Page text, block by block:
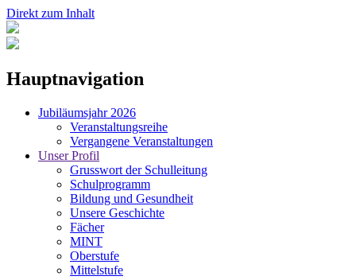
Direkt zum Inhalt
Hauptnavigation
Jubiläumsjahr 2026
Veranstaltungsreihe
Vergangene Veranstaltungen
Unser Profil
Grusswort der Schulleitung
Schulprogramm
Bildung und Gesundheit
Unsere Geschichte
Fächer
MINT
Oberstufe
Mittelstufe